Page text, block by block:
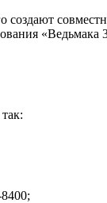
создают
«Ведьмака